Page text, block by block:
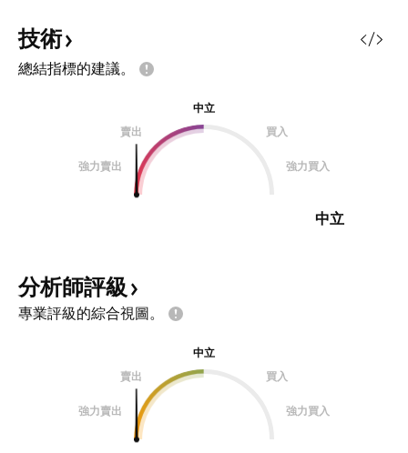
技術
總結指標的建議。
中立
賣出
買入
強力賣出 強力買入
中立
分析師評級
專業評級的綜合視圖。
中立
賣出
買入
強力賣出 強力買入